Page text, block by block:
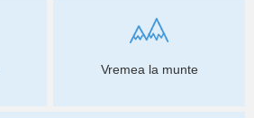
Vremea la munte